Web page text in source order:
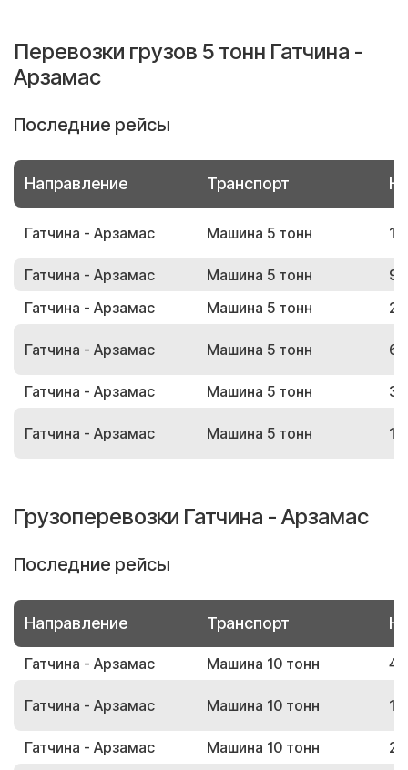
Перевозки грузов 5 тонн Гатчина -
Арзамас
Последние рейсы
Направление Транспорт
Гатчина - Арзамас Машина 5 тонн
Гатчина - Арзамас Машина 5 тонн
Гатчина - Арзамас
Машина 5 тонн
Гатчина - Арзамас Машина 5 тонн
Гатчина - Арзамас Машина 5 тонн
Гатчина - Арзамас Машина 5 тонн
Грузоперевозки Гатчина - Арзамас
Последние рейсы
Направление Транспорт
Гатчина - Арзамас Машина 10 тонн
Гатчина - Арзамас Машина 10 тонн
Гатчина - Арзамас Машина 10 тонн